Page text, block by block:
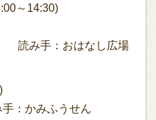
～14:30)
読み手：おはなし広場
かみふうせん